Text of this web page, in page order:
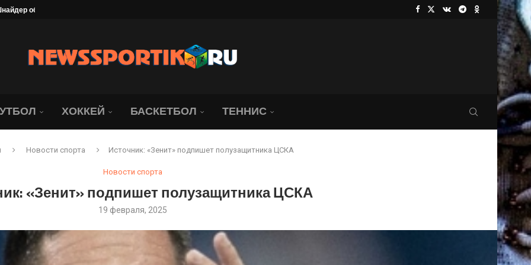
под угрозой. Юридическая...
ХОККЕЙ БАСКЕТБОЛ ТЕННИС
Новости спорта Источник: «Зенит» подпишет полузащитника ЦСКА
Новости спорта
«Зенит» подпишет полузащитника ЦСКА
19 февраля, 2025